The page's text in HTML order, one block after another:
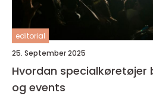
editorial
25. September 2025
Hvordan specialkøretøjer
og events